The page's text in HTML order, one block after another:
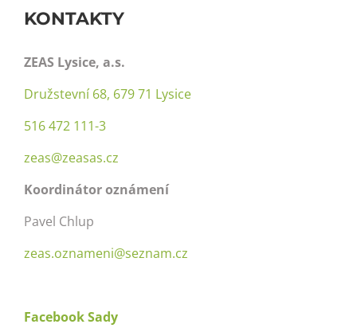
O nás
Galerie
Aktuality
Doprava
KONTAKTY
ZEAS Lysice, a.s.
Družstevní 68, 679 71 Lysice
516 472 111-3
zeas@zeasas.cz
Koordinátor oznámení
Pavel Chlup
zeas.oznameni@seznam.cz
Facebook Sady